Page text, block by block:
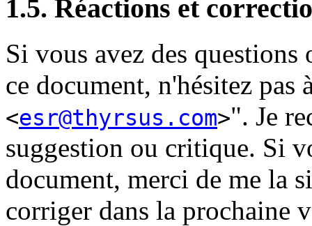
1.5. Réactions et
Si vous avez des questions
ce document, n'hésitez pas
<esr@thyrsus.com>". Je
suggestion ou critique. Si
document, merci de me la
corriger dans la prochaine